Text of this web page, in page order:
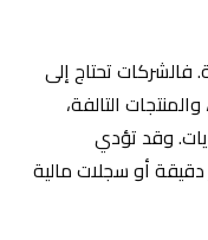
فالشركات تحتاج إلى
التالفة،
وقد تؤدي
دقيقة أو سجلات مالية